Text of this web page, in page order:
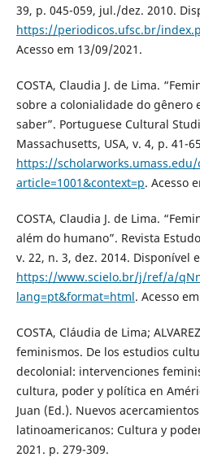
39, p. 045-059, jul./dez. 2010.
https://periodicos.ufsc.br/
Acesso em 13/09/2021.
COSTA, Claudia J. de Lima.
sobre a colonialidade do gênero
saber”. Portuguese Cultural
Massachusetts, USA, v. 4, p. 41-
https://
article=1001&context=p. Acesso
COSTA, Claudia J. de Lima.
além do humano”. Revista
v. 22, n. 3, dez. 2014. Disponível
https://www.scielo.br/j/ref/a/
lang=pt&format=html. Acesso
COSTA, Cláudia de Lima;
feminismos. De los estudios
decolonial: intervenciones
cultura, poder y política en
Juan (Ed.). Nuevos
latinoamericanos: Cultura y
2021. p. 279-309.